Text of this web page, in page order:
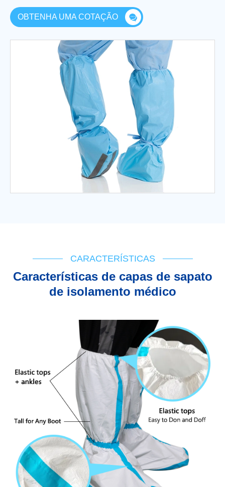
OBTENHA UMA COTAÇÃO
CARACTERÍSTICAS
Características de capas de sapato
de isolamento médico